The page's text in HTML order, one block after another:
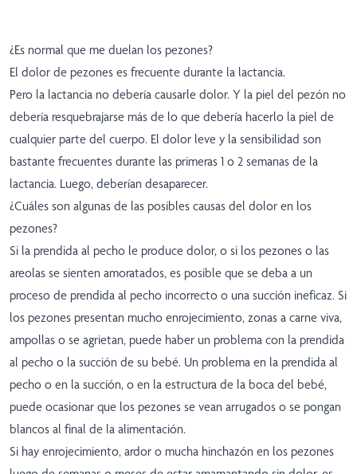
¿Es normal que me duelan los pezones?
El dolor de pezones es frecuente durante la lactancia.
Pero la lactancia no debería causarle dolor. Y la piel del pezón no
debería resquebrajarse más de lo que debería hacerlo la piel de
cualquier parte del cuerpo. El dolor leve y la sensibilidad son
bastante frecuentes durante las primeras 1 o 2 semanas de la
lactancia. Luego, deberían desaparecer.
¿Cuáles son algunas de las posibles causas del dolor en los
pezones?
Si la prendida al pecho le produce dolor, o si los pezones o las
areolas se sienten amoratados, es posible que se deba a un
proceso de prendida al pecho incorrecto o una succión ineficaz. Si
los pezones presentan mucho enrojecimiento, zonas a carne viva,
ampollas o se agrietan, puede haber un problema con la prendida
al pecho o la succión de su bebé. Un problema en la prendida al
pecho o en la succión, o en la estructura de la boca del bebé,
puede ocasionar que los pezones se vean arrugados o se pongan
blancos al final de la alimentación.
Si hay enrojecimiento, ardor o mucha hinchazón en los pezones